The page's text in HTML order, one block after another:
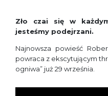
Zło czai się w
jesteśmy podejrzani.
Najnowsza powieść
powraca z ekscytującym
ogniwa” już 29 września.